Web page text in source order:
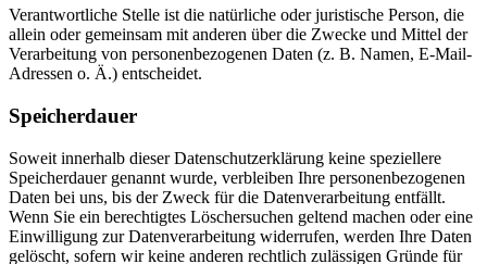
Verantwortliche Stelle ist die natürliche oder juristische Person, die
allein oder gemeinsam mit anderen über die Zwecke und Mittel der
Verarbeitung von personenbezogenen Daten (z. B. Namen, E-Mail-
Adressen o. Ä.) entscheidet.
Speicherdauer
Soweit innerhalb dieser Datenschutzerklärung keine speziellere
Speicherdauer genannt wurde, verbleiben Ihre personenbezogenen
Daten bei uns, bis der Zweck für die Datenverarbeitung entfällt.
Wenn Sie ein berechtigtes Löschersuchen geltend machen oder eine
Einwilligung zur Datenverarbeitung widerrufen, werden Ihre Daten
gelöscht, sofern wir keine anderen rechtlich zulässigen Gründe für